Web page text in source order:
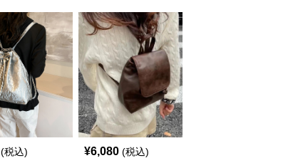
(税込) ¥6,080 (税込)